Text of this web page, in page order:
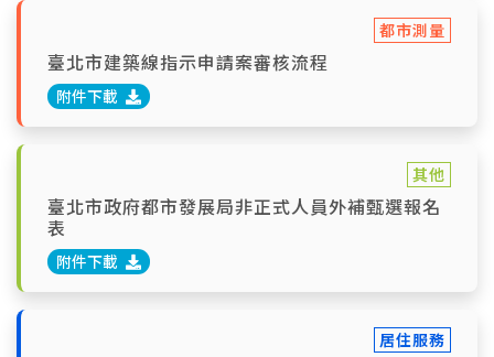
都市測量
臺北市建築線指示申請案審核流程
附件下載
其他
臺北市政府都市發展局非正式人員外補甄選報名
表
附件下載
居住服務